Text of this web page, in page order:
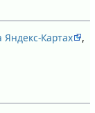
Яндекс-Картах
,